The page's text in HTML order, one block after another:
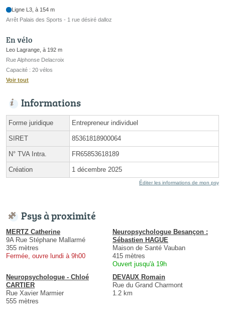
Ligne L3, à 154 m
Arrêt Palais des Sports - 1 rue désiré dalloz
En vélo
Leo Lagrange, à 192 m
Rue Alphonse Delacroix
Capacité : 20 vélos
Voir tout
Informations
Forme juridique Entrepreneur individuel
SIRET 85361818900064
N° TVA Intra. FR65853618189
Création 1 décembre 2025
Éditer les informations de mon psy
Psys à proximité
MERTZ Catherine
9A Rue Stéphane Mallarmé
355 mètres
Fermée, ouvre lundi à 9h00
Neuropsychologue Besançon :
Sébastien HAGUE
Maison de Santé Vauban
415 mètres
Ouvert jusqu'à 19h
Neuropsychologue - Chloé
CARTIER
Rue Xavier Marmier
555 mètres
DEVAUX Romain
Rue du Grand Charmont
1.2 km